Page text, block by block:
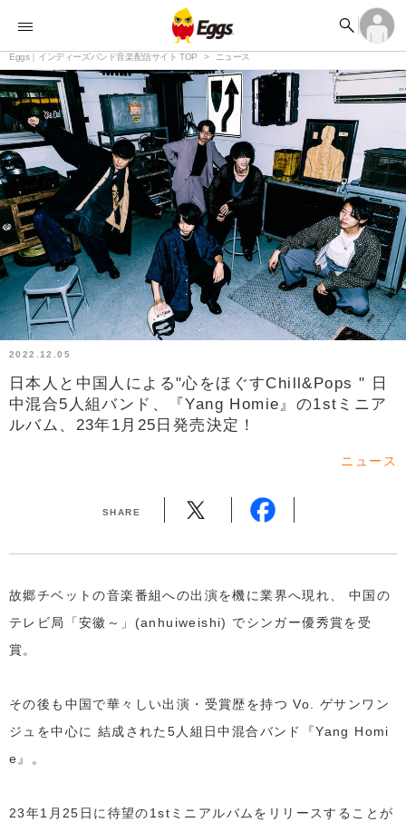


ランキング 
記事 
タイムライン 
ライブ情報 
楽曲アップロード
ログイン
アカウント登録
ログイン
アカウント登録
Eggs｜インディーズバンド音楽配信サイト TOP ニュース
2022.12.05
日本人と中国人による"心をほぐすChill&Pops " 日
中混合5人組バンド、『Yang Homie』の1stミニア
ルバム、23年1月25日発売決定！
ニュース
SHARE
故郷チベットの音楽番組への出演を機に業界へ現れ、 中国の
テレビ局「安徽～」(anhuiweishi) でシンガー優秀賞を受
賞。
その後も中国で華々しい出演・受賞歴を持つ Vo. ゲサンワン
ジュを中心に 結成された5人組日中混合バンド『Yang Homi
e』。
23年1月25日に待望の1stミニアルバムをリリースすることが